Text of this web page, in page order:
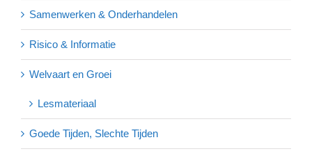
Samenwerken & Onderhandelen
Risico & Informatie
Welvaart en Groei
Lesmateriaal
Goede Tijden, Slechte Tijden